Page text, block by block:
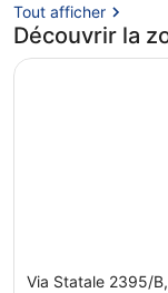
Tout afficher
Découvrir la
Via Statale 2395/